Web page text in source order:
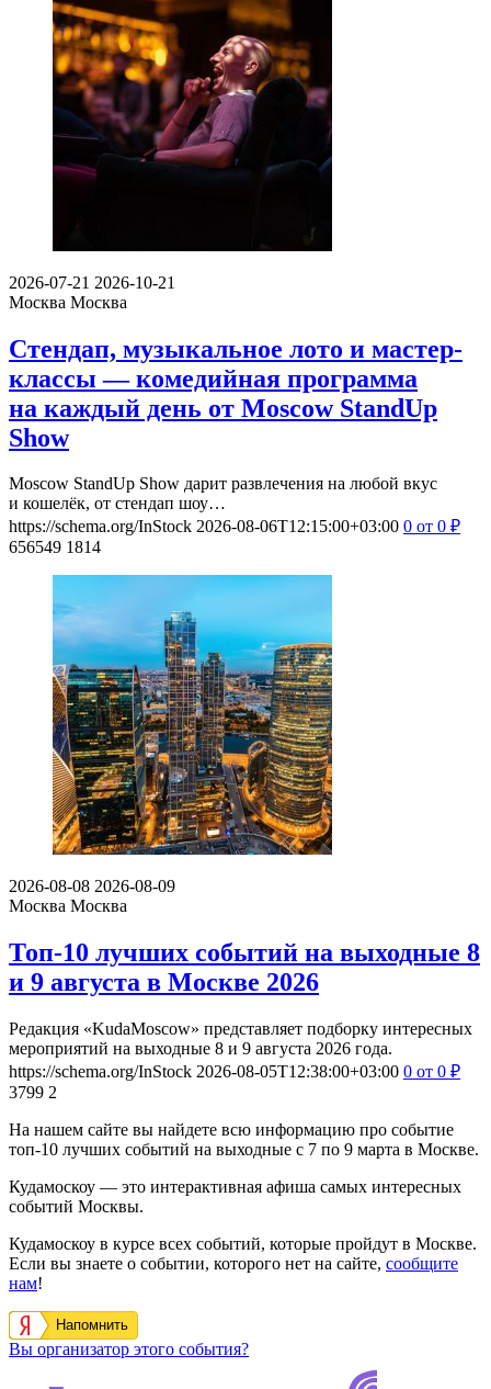
2026-07-21 2026-10-21
Москва Москва
Стендап, музыкальное лото и мастер-
классы — комедийная программа
на каждый день от Moscow StandUp
Show
Moscow StandUp Show дарит развлечения на любой вкус
и кошелёк, от стендап шоу…
https://schema.org/InStock 2026-08-06T12:15:00+03:00 0 от 0 ₽
656549 1814
2026-08-08 2026-08-09
Москва Москва
Топ-10 лучших событий на выходные 8
и 9 августа в Москве 2026
Редакция «KudaMoscow» представляет подборку интересных
мероприятий на выходные 8 и 9 августа 2026 года.
https://schema.org/InStock 2026-08-05T12:38:00+03:00 0 от 0 ₽
3799 2
На нашем сайте вы найдете всю информацию про событие
топ-10 лучших событий на выходные с 7 по 9 марта в Москве.
Кудамоскоу — это интерактивная афиша самых интересных
событий Москвы.
Кудамоскоу в курсе всех событий, которые пройдут в Москве.
Если вы знаете о событии, которого нет на сайте, сообщите
нам!
Напомнить
Вы организатор этого события?